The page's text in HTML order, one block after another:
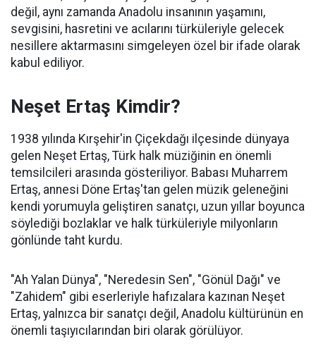
değil, aynı zamanda Anadolu insanının yaşamını,
sevgisini, hasretini ve acılarını türküleriyle gelecek
nesillere aktarmasını simgeleyen özel bir ifade olarak
kabul ediliyor.
Neşet Ertaş Kimdir?
1938 yılında Kırşehir'in Çiçekdağı ilçesinde dünyaya
gelen Neşet Ertaş, Türk halk müziğinin en önemli
temsilcileri arasında gösteriliyor. Babası Muharrem
Ertaş, annesi Döne Ertaş'tan gelen müzik geleneğini
kendi yorumuyla geliştiren sanatçı, uzun yıllar boyunca
söylediği bozlaklar ve halk türküleriyle milyonların
gönlünde taht kurdu.
"Ah Yalan Dünya", "Neredesin Sen", "Gönül Dağı" ve
"Zahidem" gibi eserleriyle hafızalara kazınan Neşet
Ertaş, yalnızca bir sanatçı değil, Anadolu kültürünün en
önemli taşıyıcılarından biri olarak görülüyor.